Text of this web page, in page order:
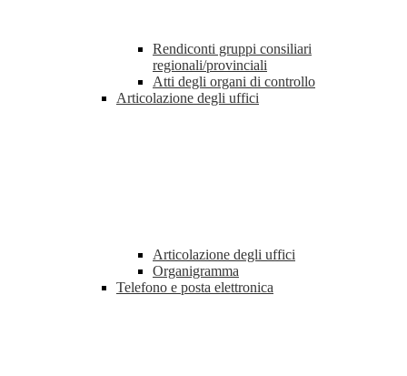
Rendiconti gruppi consiliari
regionali/provinciali
Atti degli organi di controllo
Articolazione degli uffici
Articolazione degli uffici
Organigramma
Telefono e posta elettronica